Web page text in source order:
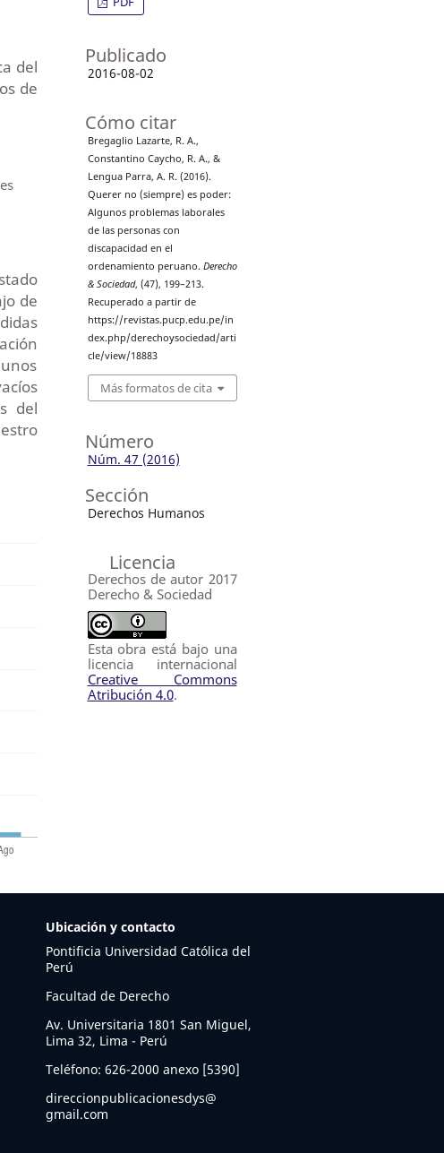
del
de
de
del
Publicado
2016-08-02
Cómo citar
Bregaglio Lazarte, R. A.,
Constantino Caycho, R. A., &
Lengua Parra, A. R. (2016).
Querer no (siempre) es poder:
Algunos problemas laborales
de las personas con
discapacidad en el
ordenamiento peruano. Derecho
& Sociedad, (47), 199–213.
Recuperado a partir de
https://revistas.pucp.edu.pe/in
dex.php/derechoysociedad/arti
cle/view/18883
Más formatos de cita
Número
Núm. 47 (2016)
Sección
Derechos Humanos
Licencia
Derechos de autor 2017
Derecho & Sociedad
Esta obra está bajo una
licencia internacional
Creative Commons
Atribución 4.0.
Ubicación y contacto
Pontificia Universidad Católica del
Perú
Facultad de Derecho
Av. Universitaria 1801 San Miguel,
Lima 32, Lima - Perú
Teléfono: 626-2000 anexo [5390]
direccionpublicacionesdys@
gmail.com